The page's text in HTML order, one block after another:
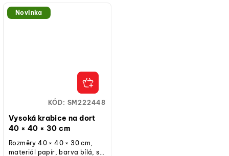
Novinka
Vysoká krabice na dort
40 × 40 × 30 cm
Rozměry 40 × 40 × 30 cm,
materiál papír, barva bílá, s
KÓD: SM222448